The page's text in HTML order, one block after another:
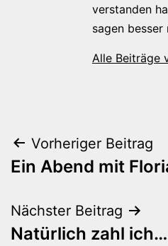
verstanden
sagen besser
Alle Beiträge
Vorheriger Beitrag
Ein Abend mit
Nächster Beitrag
Natürlich zahl